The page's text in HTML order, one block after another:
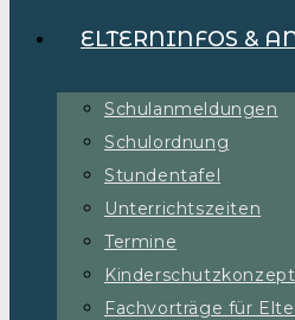
ELTERNINFOS &
Schulanmeldungen
Schulordnung
Stundentafel
Unterrichtszeiten
Termine
Kinderschutzkonzept
Fachvorträge für